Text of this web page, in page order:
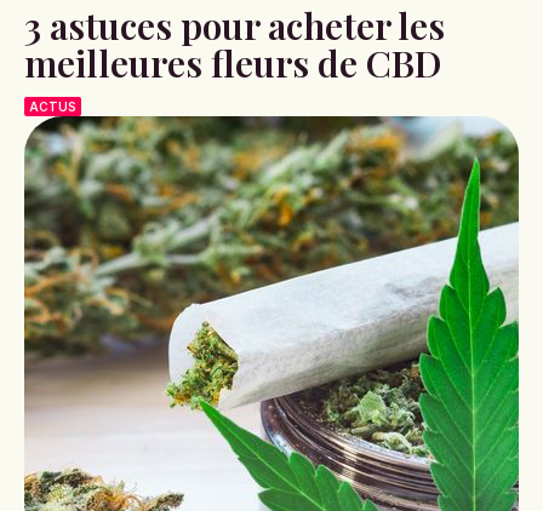
3 astuces pour acheter les
meilleures fleurs de CBD
ACTUS